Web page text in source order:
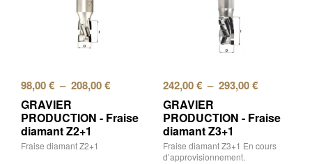
98,00€ – 208,00€
GRAVIER
PRODUCTION - Fraise
diamant Z2+1
Fraise diamant Z2+1
242,00€ – 293,00€
GRAVIER
PRODUCTION - Fraise
diamant Z3+1
Fraise diamant Z3+1 En cours
d’approvisionnement.